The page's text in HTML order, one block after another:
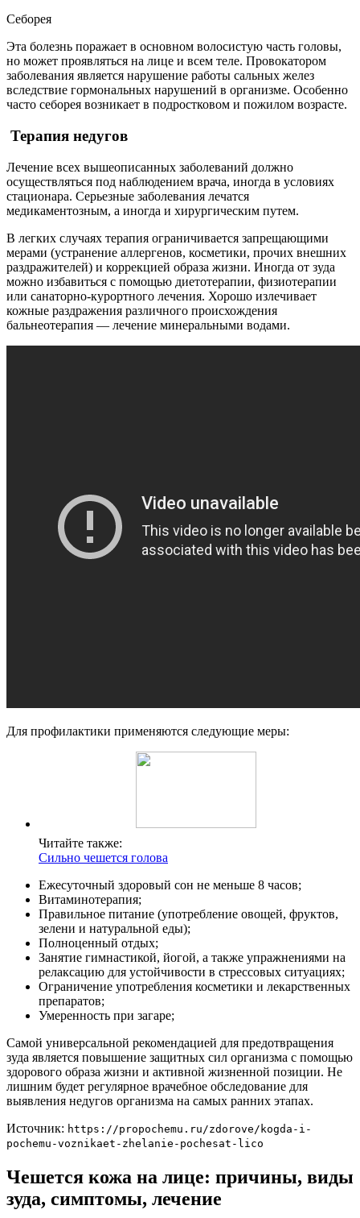
Себорея
Эта болезнь поражает в основном волосистую часть головы,
но может проявляться на лице и всем теле. Провокатором
заболевания является нарушение работы сальных желез
вследствие гормональных нарушений в организме. Особенно
часто себорея возникает в подростковом и пожилом возрасте.
Терапия недугов
Лечение всех вышеописанных заболеваний должно
осуществляться под наблюдением врача, иногда в условиях
стационара. Серьезные заболевания лечатся
медикаментозным, а иногда и хирургическим путем.
В легких случаях терапия ограничивается запрещающими
мерами (устранение аллергенов, косметики, прочих внешних
раздражителей) и коррекцией образа жизни. Иногда от зуда
можно избавиться с помощью диетотерапии, физиотерапии
или санаторно-курортного лечения. Хорошо излечивает
кожные раздражения различного происхождения
бальнеотерапия — лечение минеральными водами.
Для профилактики применяются следующие меры:
Читайте также:
Сильно чешется голова
Ежесуточный здоровый сон не меньше 8 часов;
Витаминотерапия;
Правильное питание (употребление овощей, фруктов,
зелени и натуральной еды);
Полноценный отдых;
Занятие гимнастикой, йогой, а также упражнениями на
релаксацию для устойчивости в стрессовых ситуациях;
Ограничение употребления косметики и лекарственных
препаратов;
Умеренность при загаре;
Самой универсальной рекомендацией для предотвращения
зуда является повышение защитных сил организма с помощью
здорового образа жизни и активной жизненной позиции. Не
лишним будет регулярное врачебное обследование для
выявления недугов организма на самых ранних этапах.
Источник: https://propochemu.ru/zdorove/kogda-i-
pochemu-voznikaet-zhelanie-pochesat-lico
Чешется кожа на лице: причины, виды
зуда, симптомы, лечение